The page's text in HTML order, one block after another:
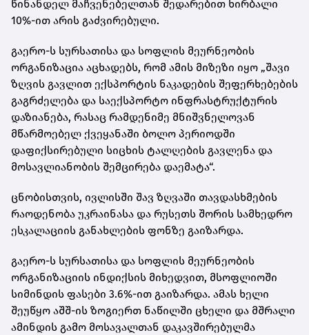
წინანდელ მაჩვენებელთან შედარებით ხირბალი
10%-ით არის გაძვირებული.
გაერო-ს სურსათისა და სოფლის მეურნეობის
ორგანიზაცია აცხადებს, რომ ამის მიზეზი იყო „შავი
ზღვის გავლით ექსპორტის ნაკადების შეფერხებების
გაგრძელება და საექსპორტო ინფრასტრუქტურის
დაზიანება, რასაც რამდენიმე მნიშვნელოვან
მწარმოებელ ქვეყანაში ბოლო პერიოდში
დაფიქსირებული სიცხის ტალღების გავლენა და
მოსავლიანობის შემცირება დაემატა“.
ცნობისთვის, ივლისში შავ ზღვაში თავდასხმების
რაოდენობა უკრაინასა და რუსეთს შორის სამხედრო
ესკალაციის განახლების ფონზე გაიზარდა.
გაერო-ს სურსათისა და სოფლის მეურნეობის
ორგანიზაციის ინდიქსის მიხედვით, მსოფლიოში
სიმინდის ფასები 3.6%-ით გაიზარდა. ამას ხელი
შეუწყო აშშ-ის ზოგიერთ ნაწილში ცხელი და მშრალი
ამინდის გამო მოსავალთან დაკავშირებულმა